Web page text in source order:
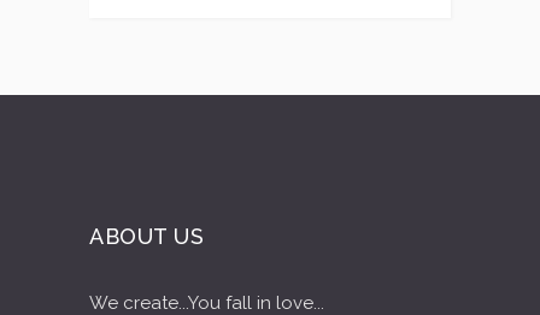
ABOUT US
We create...You fall in love...